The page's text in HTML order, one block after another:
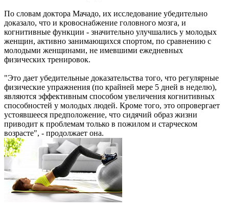
По словам доктора Мачадо, их исследование убедительно
доказало, что и кровоснабжение головного мозга, и
когнитивные функции - значительно улучшались у молодых
женщин, активно занимающихся спортом, по сравнению с
молодыми женщинами, не имевшими ежедневных
физических тренировок.
"Это дает убедительные доказательства того, что регулярные
физические упражнения (по крайней мере 5 дней в неделю),
являются эффективным способом увеличения когнитивных
способностей у молодых людей. Кроме того, это опровергает
устоявшееся предположение, что сидячий образ жизни
приводит к проблемам только в пожилом и старческом
возрасте", - продолжает она.